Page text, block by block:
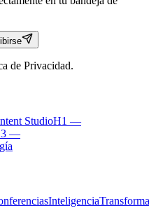
de Privacidad.
StudioH1 —
—
Inteligencia